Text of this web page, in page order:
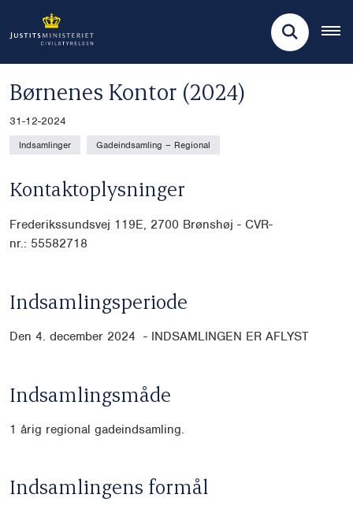
Børnenes Kontor (2024)
31-12-2024
Indsamlinger Gadeindsamling – Regional
Kontaktoplysninger
Frederikssundsvej 119E, 2700 Brønshøj - CVR-
nr.: 55582718
Indsamlingsperiode
Den 4. december 2024 - INDSAMLINGEN ER AFLYST
Indsamlingsmåde
1 årig regional gadeindsamling.
Indsamlingens formål